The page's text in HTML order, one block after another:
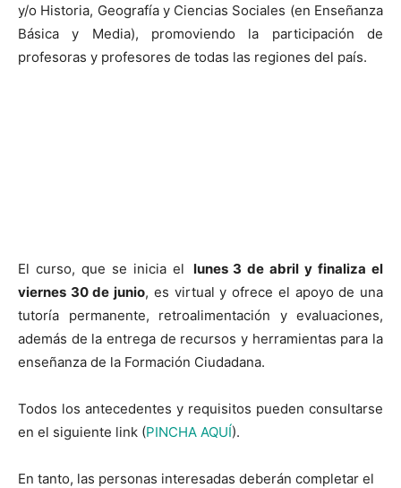
y/o Historia, Geografía y Ciencias Sociales (en Enseñanza
Básica y Media), promoviendo la participación de
profesoras y profesores de todas las regiones del país.
El curso, que se inicia el lunes 3 de abril y finaliza el
viernes 30 de junio, es virtual y ofrece el apoyo de una
tutoría permanente, retroalimentación y evaluaciones,
además de la entrega de recursos y herramientas para la
enseñanza de la Formación Ciudadana.
Todos los antecedentes y requisitos pueden consultarse
en el siguiente link (PINCHA AQUÍ).
En tanto, las personas interesadas deberán completar el